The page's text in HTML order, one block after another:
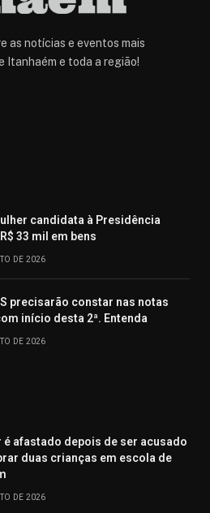
as notícias e eventos mais
Itanhaém e toda a região!
candidata à Presidência
33 mil em bens
DE 2026
precisarão constar nas notas
início desta 2ª. Entenda
DE 2026
é afastado depois de ser acusado
duas crianças em escola de
DE 2026